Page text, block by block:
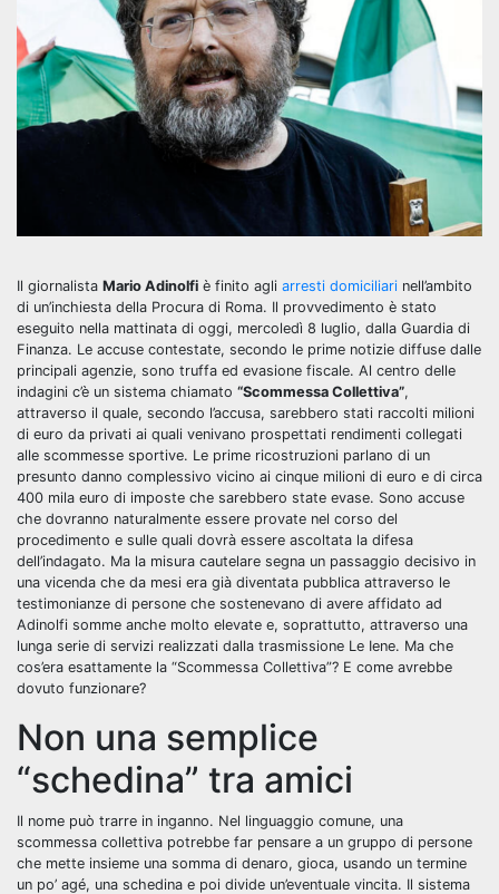
Il giornalista Mario Adinolfi è finito agli arresti domiciliari nell’ambito
di un’inchiesta della Procura di Roma. Il provvedimento è stato
eseguito nella mattinata di oggi, mercoledì 8 luglio, dalla Guardia di
Finanza. Le accuse contestate, secondo le prime notizie diffuse dalle
principali agenzie, sono truffa ed evasione fiscale. Al centro delle
indagini c’è un sistema chiamato “Scommessa Collettiva”,
attraverso il quale, secondo l’accusa, sarebbero stati raccolti milioni
di euro da privati ai quali venivano prospettati rendimenti collegati
alle scommesse sportive. Le prime ricostruzioni parlano di un
presunto danno complessivo vicino ai cinque milioni di euro e di circa
400 mila euro di imposte che sarebbero state evase. Sono accuse
che dovranno naturalmente essere provate nel corso del
procedimento e sulle quali dovrà essere ascoltata la difesa
dell’indagato. Ma la misura cautelare segna un passaggio decisivo in
una vicenda che da mesi era già diventata pubblica attraverso le
testimonianze di persone che sostenevano di avere affidato ad
Adinolfi somme anche molto elevate e, soprattutto, attraverso una
lunga serie di servizi realizzati dalla trasmissione Le Iene. Ma che
cos’era esattamente la “Scommessa Collettiva”? E come avrebbe
dovuto funzionare?
Non una semplice
“schedina” tra amici
Il nome può trarre in inganno. Nel linguaggio comune, una
scommessa collettiva potrebbe far pensare a un gruppo di persone
che mette insieme una somma di denaro, gioca, usando un termine
un po’ agé, una schedina e poi divide un’eventuale vincita. Il sistema